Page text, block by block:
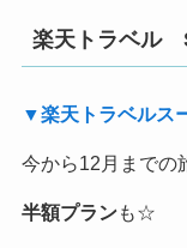
楽天トラベル
▼楽天トラベルス
今から12月までの
半額プランも☆